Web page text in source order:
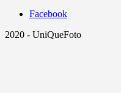
Facebook
2020 - UniQueFoto